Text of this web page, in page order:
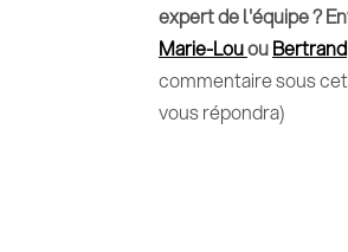
expert de l'équipe ?
Marie-LououBertrand
commentaire sous
vous répondra)